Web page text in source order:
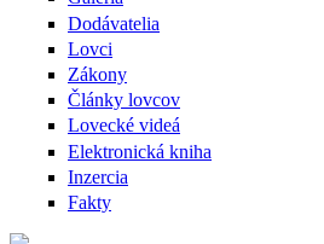
Dodávatelia
Lovci
Zákony
Články lovcov
Lovecké videá
Elektronická kniha
Inzercia
Fakty